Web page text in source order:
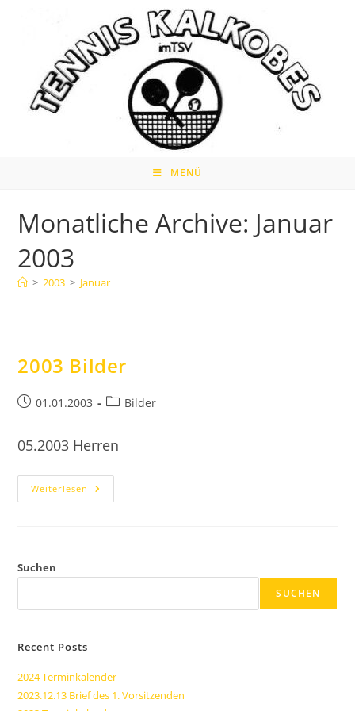
MENÜ
Monatliche Archive: Januar
2003
> 2003 > Januar
2003 Bilder
Beitrag01.01.2003
Beitrags-
Bilder
05.2003 Herren
Weiterlesen 2003
Bilder
Suchen
SUCHEN
Recent Posts
2024 Terminkalender
2023.12.13 Brief des 1. Vorsitzenden